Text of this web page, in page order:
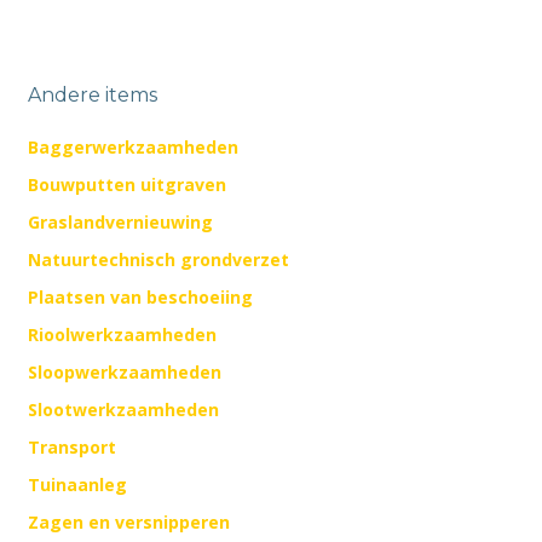
Andere items
Baggerwerkzaamheden
Bouwputten uitgraven
Graslandvernieuwing
Natuurtechnisch grondverzet
Plaatsen van beschoeiing
Rioolwerkzaamheden
Sloopwerkzaamheden
Slootwerkzaamheden
Transport
Tuinaanleg
Zagen en versnipperen